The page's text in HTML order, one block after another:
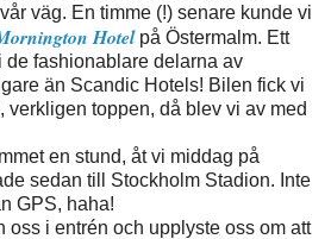
väg. En timme (!) senare kunde vi
Hotelpå Östermalm. Ett
de fashionablare delarna av
än Scandic Hotels! Bilen fick vi
verkligen toppen, då blev vi av med
en stund, åt vi middag på
sedan till Stockholm Stadion. Inte
GPS, haha!
oss i entrén och upplyste oss om att